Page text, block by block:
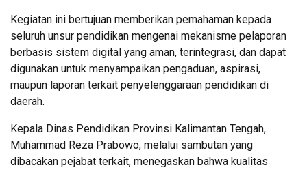
Kegiatan ini bertujuan memberikan pemahaman kepada
seluruh unsur pendidikan mengenai mekanisme pelaporan
berbasis sistem digital yang aman, terintegrasi, dan dapat
digunakan untuk menyampaikan pengaduan, aspirasi,
maupun laporan terkait penyelenggaraan pendidikan di
daerah.
Kepala Dinas Pendidikan Provinsi Kalimantan Tengah,
Muhammad Reza Prabowo, melalui sambutan yang
dibacakan pejabat terkait, menegaskan bahwa kualitas